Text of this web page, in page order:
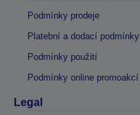
Podmínky prodeje
Platební a dodací podmínky
Podmínky použití
Podmínky online promoakcí
Legal